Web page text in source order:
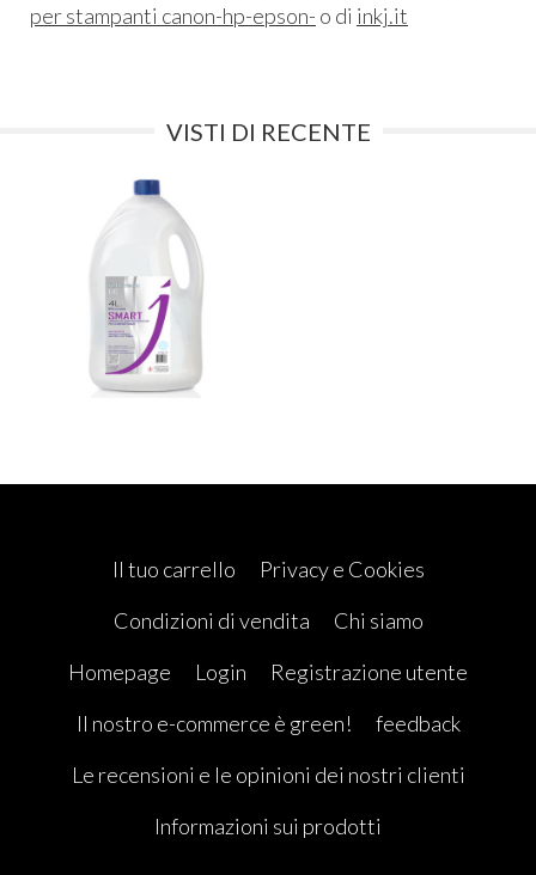
per stampanti canon-hp-epson- o di inkj.it
VISTI DI RECENTE
Il tuo carrello
Privacy e Cookies
Condizioni di vendita
Chi siamo
Homepage
Login
Registrazione utente
Il nostro e-commerce è green!
feedback
Le recensioni e le opinioni dei nostri clienti
Informazioni sui prodotti